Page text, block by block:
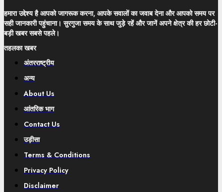
हमारा उद्देश्य है आपको जागरूक करना, आपके सवालों का जवाब देना और आपको समय पर
सही जानकारी पहुंचाना। सुरगुजा समय के साथ जुड़े रहें और जानें अपने क्षेत्र की हर छोटी-
बड़ी खबर सबसे पहले।
तहलका खबर
अंतरराष्ट्रीय
अन्य
About Us
आंतरिक भाग
Contact Us
उड़ीसा
Terms & Conditions
Privacy Policy
Disclaimer